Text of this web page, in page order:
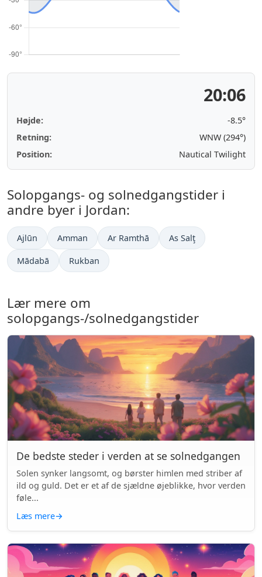
20:06
Højde:
-8.5°
Retning:
WNW (294°)
Position:
Nautical Twilight
Solopgangs- og solnedgangstider i
andre byer i Jordan:
Ajlūn Amman Ar Ramthā As Salţ
Mādabā Rukban
Lær mere om
solopgangs-/solnedgangstider
De bedste steder i verden at se solnedgangen
Solen synker langsomt, og børster himlen med striber af
ild og guld. Det er et af de sjældne øjeblikke, hvor verden
føle...
Læs mere→